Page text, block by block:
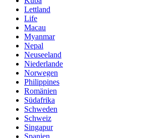
Lettland
Life
Macau
Myanmar
Nepal
Neuseeland
Niederlande
Norwegen
Philippines
Romänien
Südafrika
Schweden
Schweiz
Singapur
Spanien